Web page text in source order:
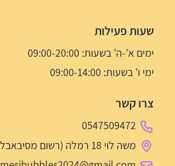
שעות פעילות
ימים א’-ה’ בשעות: 09:00-20:00
ימי ו’ בשעות: 09:00-14:00
צרו קשר
0547509472
משה לוי 18 רמלה (רשום מסיבאבלס על השלט בחנות)